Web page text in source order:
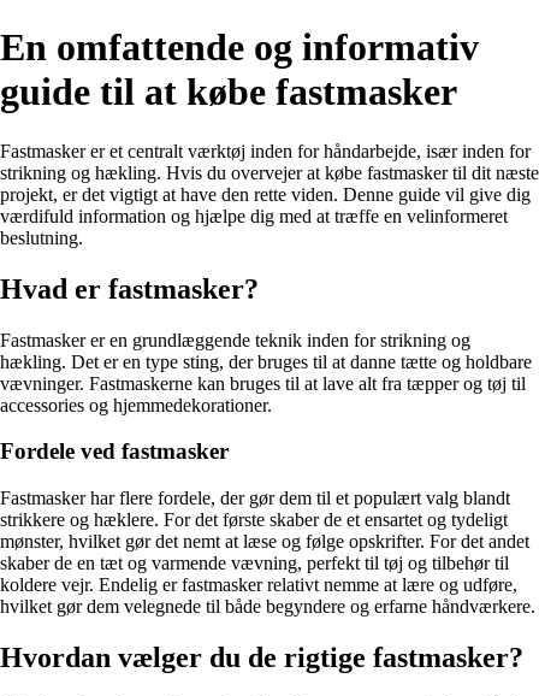
En omfattende og informativ
guide til at købe fastmasker
Fastmasker er et centralt værktøj inden for håndarbejde, især inden for
strikning og hækling. Hvis du overvejer at købe fastmasker til dit næste
projekt, er det vigtigt at have den rette viden. Denne guide vil give dig
værdifuld information og hjælpe dig med at træffe en velinformeret
beslutning.
Hvad er fastmasker?
Fastmasker er en grundlæggende teknik inden for strikning og
hækling. Det er en type sting, der bruges til at danne tætte og holdbare
vævninger. Fastmaskerne kan bruges til at lave alt fra tæpper og tøj til
accessories og hjemmedekorationer.
Fordele ved fastmasker
Fastmasker har flere fordele, der gør dem til et populært valg blandt
strikkere og hæklere. For det første skaber de et ensartet og tydeligt
mønster, hvilket gør det nemt at læse og følge opskrifter. For det andet
skaber de en tæt og varmende vævning, perfekt til tøj og tilbehør til
koldere vejr. Endelig er fastmasker relativt nemme at lære og udføre,
hvilket gør dem velegnede til både begyndere og erfarne håndværkere.
Hvordan vælger du de rigtige fastmasker?